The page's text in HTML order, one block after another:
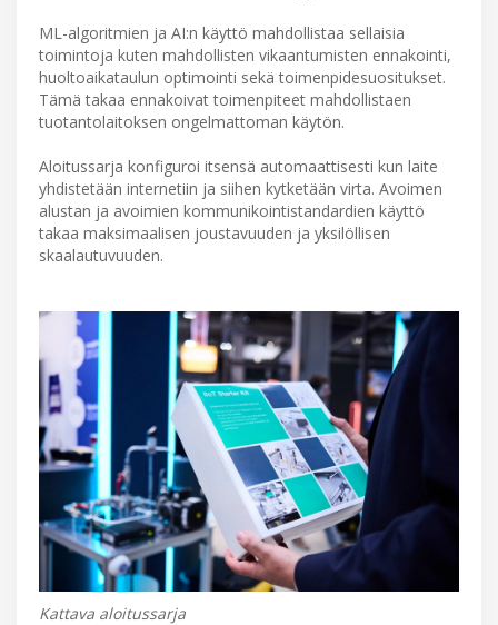
ML-algoritmien ja AI:n käyttö mahdollistaa sellaisia
toimintoja kuten mahdollisten vikaantumisten ennakointi,
huoltoaikataulun optimointi sekä toimenpidesuositukset.
Tämä takaa ennakoivat toimenpiteet mahdollistaen
tuotantolaitoksen ongelmattoman käytön.
Aloitussarja konfiguroi itsensä automaattisesti kun laite
yhdistetään internetiin ja siihen kytketään virta. Avoimen
alustan ja avoimien kommunikointistandardien käyttö
takaa maksimaalisen joustavuuden ja yksilöllisen
skaalautuvuuden.
Kattava aloitussarja